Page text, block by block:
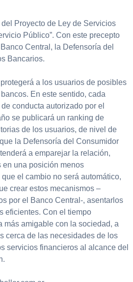
Proyecto de Ley de Servicios
Público”. Con este precepto
Central, la Defensoría del
Bancarios.
a los usuarios de posibles
En este sentido, cada
conducta autorizado por el
se publicará un ranking de
de los usuarios, de nivel de
la Defensoría del Consumidor
a emparejar la relación,
una posición menos
el cambio no será automático,
crear estos mecanismos –
por el Banco Central-, asentarlos
eficientes. Con el tiempo
más amigable con la sociedad, a
cerca de las necesidades de los
servicios financieros al alcance del